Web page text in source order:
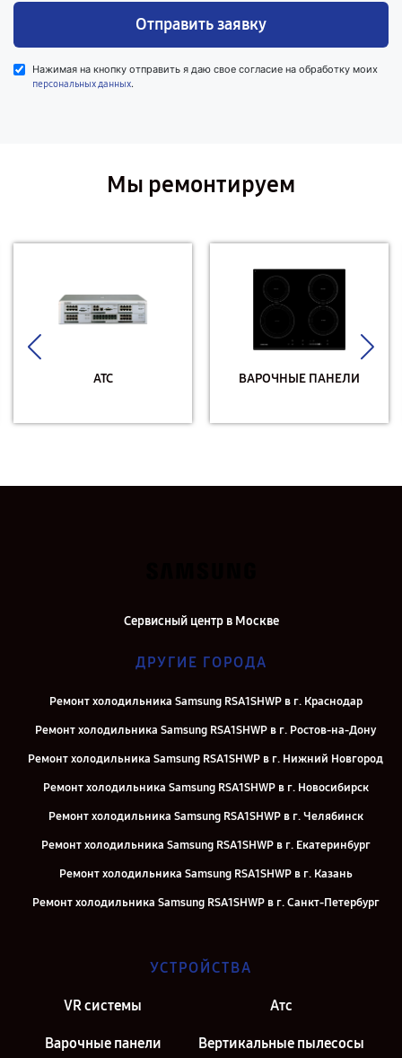
Отправить заявку
Нажимая на кнопку отправить я даю свое согласие на обработку моих
персональных данных.
Мы ремонтируем
АТС ВАРОЧНЫЕ ПАНЕЛИ
Сервисный центр в Москве
ДРУГИЕ ГОРОДА
Ремонт холодильника Samsung RSA1SHWP в г. Краснодар
Ремонт холодильника Samsung RSA1SHWP в г. Ростов-на-Дону
Ремонт холодильника Samsung RSA1SHWP в г. Нижний Новгород
Ремонт холодильника Samsung RSA1SHWP в г. Новосибирск
Ремонт холодильника Samsung RSA1SHWP в г. Челябинск
Ремонт холодильника Samsung RSA1SHWP в г. Екатеринбург
Ремонт холодильника Samsung RSA1SHWP в г. Казань
Ремонт холодильника Samsung RSA1SHWP в г. Санкт-Петербург
УСТРОЙСТВА
VR системы Атс
Варочные панели Вертикальные пылесосы